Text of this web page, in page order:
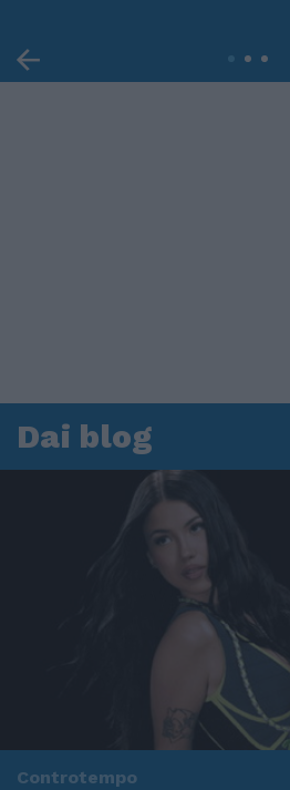
Dai blog
Controtempo